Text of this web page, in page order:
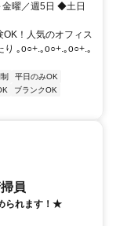
曜／週5日 ◆土日
OK！人気のオフィス
｡o○+.｡o○+.｡o○+.｡
平日のみOK
ブランクOK
員
られます！★